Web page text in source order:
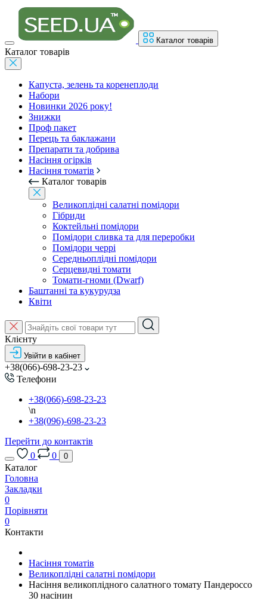
Каталог товарів
Каталог товарів
Капуста, зелень та коренеплоди
Набори
Новинки 2026 року!
Знижки
Проф пакет
Перець та баклажани
Препарати та добрива
Насіння огірків
Насіння томатів
Каталог товарів
Великоплідні салатні помідори
Гібриди
Коктейльні помідори
Помідори сливка та для переробки
Помідори черрі
Середньоплідні помідори
Серцевидні томати
Томати-гноми (Dwarf)
Баштанні та кукурудза
Квіти
Клієнту
Увійти в кабінет
+38(066)-698-23-23
Телефони
+38(066)-698-23-23
\n
+38(096)-698-23-23
Перейти до контактів
0
0 0
Каталог
Головна
Закладки
0
Порівняти
0
Контакти
Насіння томатів
Великоплідні салатні помідори
Насіння великоплідного салатного томату Пандероссо
30 насінин